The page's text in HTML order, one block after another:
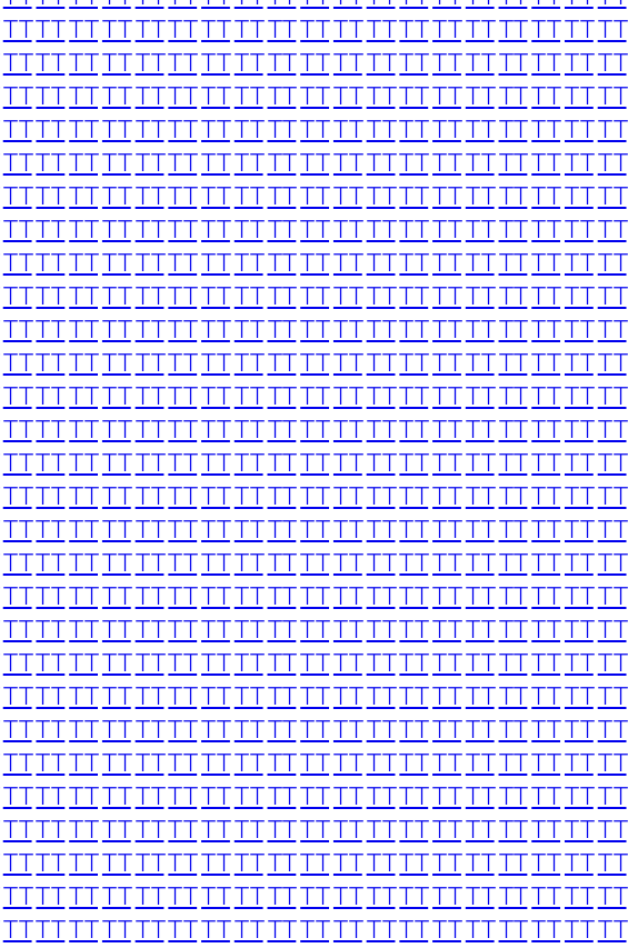
TTTTTTTTTTTTTTTTTTTTTTTTTTTTTTTTTTTTTT
TTTTTTTTTTTTTTTTTTTTTTTTTTTTTTTTTTTTTT
TTTTTTTTTTTTTTTTTTTTTTTTTTTTTTTTTTTTTT
TTTTTTTTTTTTTTTTTTTTTTTTTTTTTTTTTTTTTT
TTTTTTTTTTTTTTTTTTTTTTTTTTTTTTTTTTTTTT
TTTTTTTTTTTTTTTTTTTTTTTTTTTTTTTTTTTTTT
TTTTTTTTTTTTTTTTTTTTTTTTTTTTTTTTTTTTTT
TTTTTTTTTTTTTTTTTTTTTTTTTTTTTTTTTTTTTT
TTTTTTTTTTTTTTTTTTTTTTTTTTTTTTTTTTTTTT
TTTTTTTTTTTTTTTTTTTTTTTTTTTTTTTTTTTTTT
TTTTTTTTTTTTTTTTTTTTTTTTTTTTTTTTTTTTTT
TTTTTTTTTTTTTTTTTTTTTTTTTTTTTTTTTTTTTT
TTTTTTTTTTTTTTTTTTTTTTTTTTTTTTTTTTTTTT
TTTTTTTTTTTTTTTTTTTTTTTTTTTTTTTTTTTTTT
TTTTTTTTTTTTTTTTTTTTTTTTTTTTTTTTTTTTTT
TTTTTTTTTTTTTTTTTTTTTTTTTTTTTTTTTTTTTT
TTTTTTTTTTTTTTTTTTTTTTTTTTTTTTTTTTTTTT
TTTTTTTTTTTTTTTTTTTTTTTTTTTTTTTTTTTTTT
TTTTTTTTTTTTTTTTTTTTTTTTTTTTTTTTTTTTTT
TTTTTTTTTTTTTTTTTTTTTTTTTTTTTTTTTTTTTT
TTTTTTTTTTTTTTTTTTTTTTTTTTTTTTTTTTTTTT
TTTTTTTTTTTTTTTTTTTTTTTTTTTTTTTTTTTTTT
TTTTTTTTTTTTTTTTTTTTTTTTTTTTTTTTTTTTTT
TTTTTTTTTTTTTTTTTTTTTTTTTTTTTTTTTTTTTT
TTTTTTTTTTTTTTTTTTTTTTTTTTTTTTTTTTTTTT
TTTTTTTTTTTTTTTTTTTTTTTTTTTTTTTTTTTTTT
TTTTTTTTTTTTTTTTTTTTTTTTTTTTTTTTTTTTTT
TTTTTTTTTTTTTTTTTTTTTTTTTTTTTTTTTTTTTT